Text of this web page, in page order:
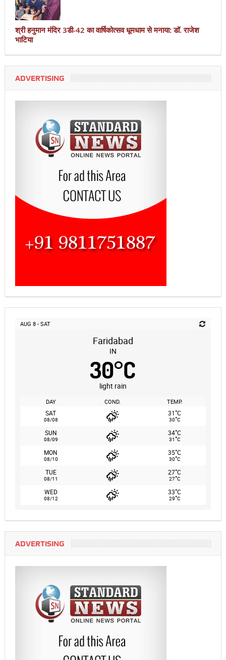
श्री हनुमान मंदिर 3डी-42 का वार्षिकोत्सव धूमधाम से मनाया: डॉ. राजेश
भाटिया
ADVERTISING
AUG 8 - SAT
Faridabad
IN
30°C
light rain
DAY COND. TEMP.
SAT
08/08
31°C
30°C
SUN
08/09
34°C
31°C
MON
08/10
35°C
30°C
TUE
08/11
27°C
27°C
WED
08/12
33°C
29°C
ADVERTISING